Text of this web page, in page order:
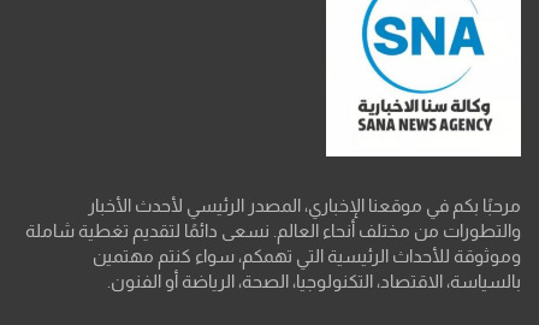
مرحبًا بكم في موقعنا الإخباري، المصدر الرئيسي لأحدث الأخبار
والتطورات من مختلف أنحاء العالم. نسعى دائمًا لتقديم تغطية شاملة
وموثوقة للأحداث الرئيسية التي تهمكم، سواء كنتم مهتمين
بالسياسة، الاقتصاد، التكنولوجيا، الصحة، الرياضة أو الفنون.